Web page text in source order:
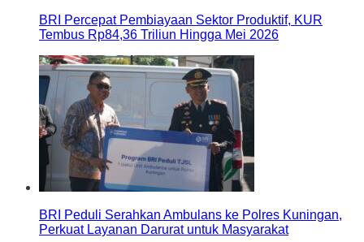
BRI Percepat Pembiayaan Sektor Produktif, KUR
Tembus Rp84,36 Triliun Hingga Mei 2026
BRI Peduli Serahkan Ambulans ke Polres Kuningan,
Perkuat Layanan Darurat untuk Masyarakat